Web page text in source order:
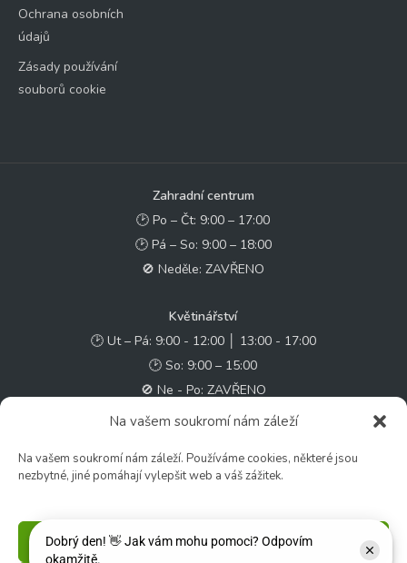
Na vašem soukromí nám záleží
Na vašem soukromí nám záleží. Používáme cookies, některé jsou
nezbytné, jiné pomáhají vylepšit web a váš zážitek.
Příjmout
Ochrana osobních
údajů
Zásady používání
souborů cookie
Zahradní centrum
🕑 Po – Čt: 9:00 – 17:00
🕑 Pá – So: 9:00 – 18:00
🚫 Neděle: ZAVŘENO
Květinářství
🕑 Ut – Pá: 9:00 - 12:00 │ 13:00 - 17:00
🕑 So: 9:00 – 15:00
🚫 Ne - Po: ZAVŘENO
✉️ e-shop@zcstrakovo.cz